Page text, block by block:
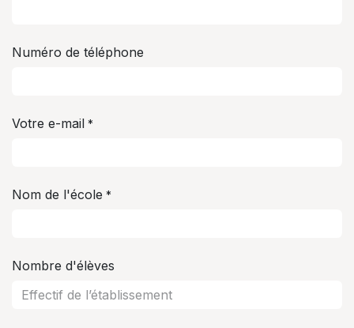
Numéro de téléphone
Votre e-mail *
Nom de l'école *
Nombre d'élèves